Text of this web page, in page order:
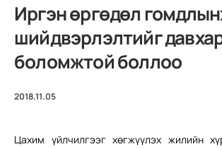
Иргэн өргөдөл
шийдвэрлэлтийг
боломжтой боллоо
2018.11.05
Цахим үйлчилгээг хөгжүүлэх жилийн